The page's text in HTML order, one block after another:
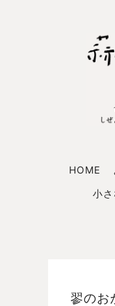
HOME
小
翏のお